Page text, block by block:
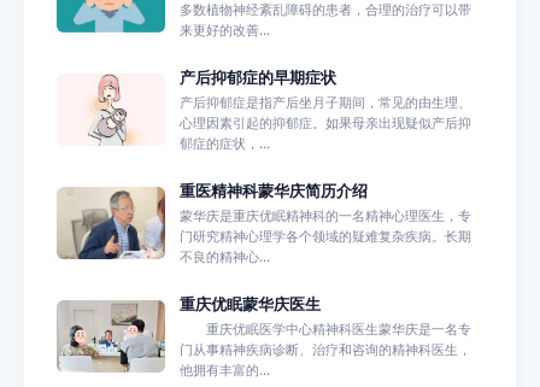
多数植物神经紊乱障碍的患者，合理的治疗可以带
来更好的改善...
产后抑郁症的早期症状
产后抑郁症是指产后坐月子期间，常见的由生理、
心理因素引起的抑郁症。如果母亲出现疑似产后抑
郁症的症状，...
重医精神科蒙华庆简历介绍
蒙华庆是重庆优眠精神科的一名精神心理医生，专
门研究精神心理学各个领域的疑难复杂疾病。长期
不良的精神心...
重庆优眠蒙华庆医生
重庆优眠医学中心精神科医生蒙华庆是一名专
门从事精神疾病诊断、治疗和咨询的精神科医生，
他拥有丰富的...